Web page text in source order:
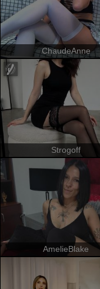
ChaudeAnne
Strogoff
AmelieBlake